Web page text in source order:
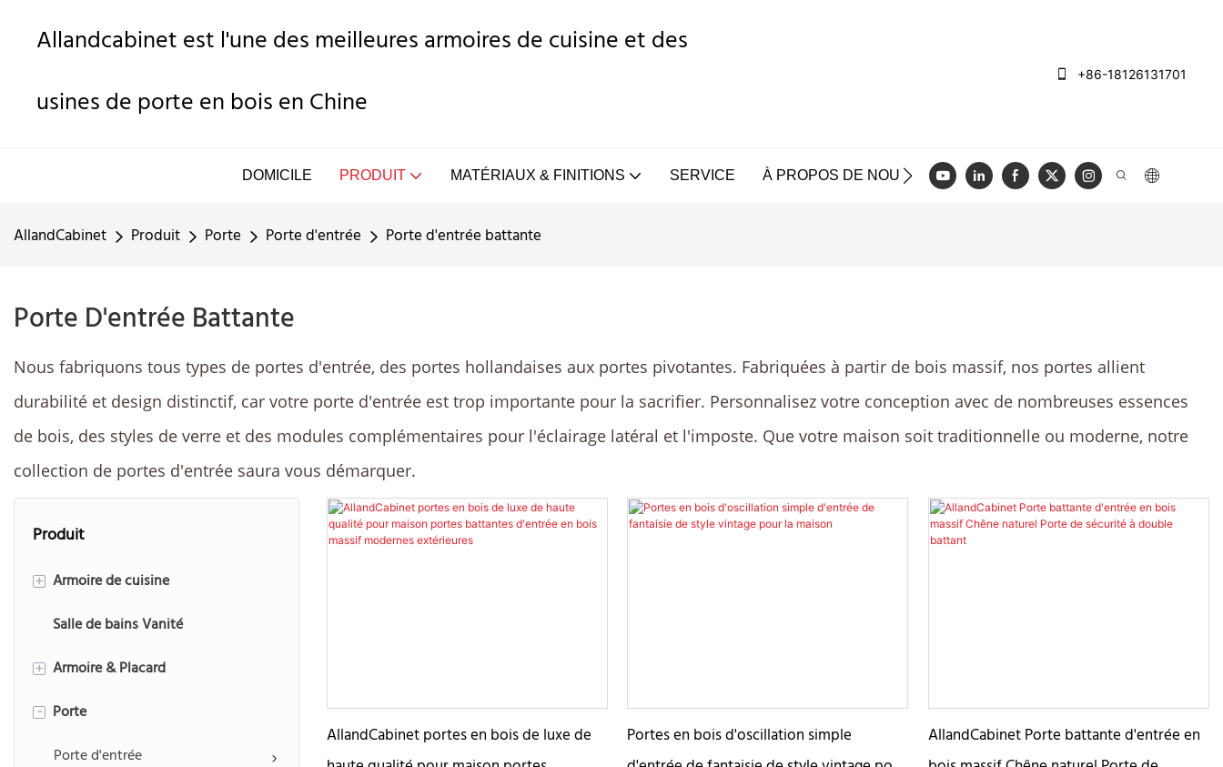
Allandcabinet est l'une des meilleures armoires de cuisine et des
usines de porte en bois en Chine
+86-18126131701
DOMICILE PRODUIT MATÉRIAUX & FINITIONS SERVICE À PROPOS DE NOUS CAS BLOG VIDÉO NOUS
AllandCabinet Produit Porte Porte d'entrée Porte d'entrée battante
Porte D'entrée Battante
Nous fabriquons tous types de portes d'entrée, des portes hollandaises aux portes pivotantes. Fabriquées à partir de bois massif, nos portes allient
durabilité et design distinctif, car votre porte d'entrée est trop importante pour la sacrifier. Personnalisez votre conception avec de nombreuses essences
de bois, des styles de verre et des modules complémentaires pour l'éclairage latéral et l'imposte. Que votre maison soit traditionnelle ou moderne, notre
collection de portes d'entrée saura vous démarquer.
Produit
+ Armoire de cuisine
Style moderne
Style traditionnel
Américain Encadré
Armoire de cuisine Shaker
Salle de bains Vanité
+ Armoire & Placard
Armoires à portes coulissantes
Armoire à portes battantes
-
Porte
Porte d'entrée
AllandCabinet portes en bois de luxe de
Portes en bois d'oscillation simple
AllandCabinet Porte battante d'entrée en